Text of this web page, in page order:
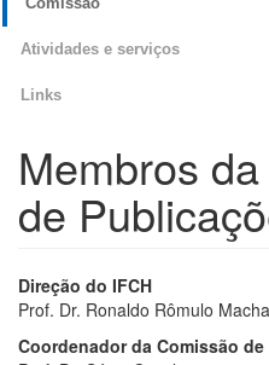
Atividades e serviços
Links
Membros
de
Direção do IFCH
Prof. Dr. Ronaldo Rômulo
Coordenador da Comissão